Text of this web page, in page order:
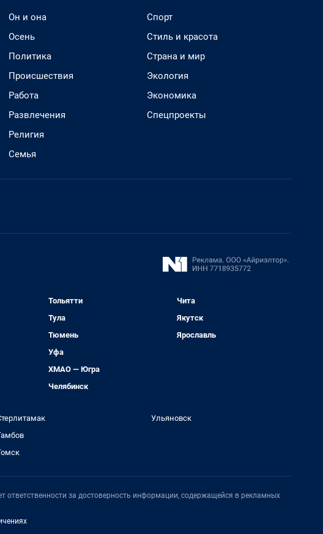
Он и она
Осень
Политика
Происшествия
Работа
Развлечения
Религия
Семья
Спорт
Стиль и красота
Страна и мир
Экология
Экономика
Спецпроекты
Тольятти
Тула
Тюмень
Уфа
ХМАО — Югра
Челябинск
Чита
Якутск
Ярославль
Ульяновск
ответственности за достоверность информации, содержащейся в рекламных